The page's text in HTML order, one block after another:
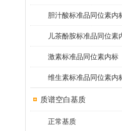
胆汁酸标准品同位素内
儿茶酚胺标准品同位素
激素标准品同位素内标
维生素标准品同位素内
质谱空白基质
正常基质